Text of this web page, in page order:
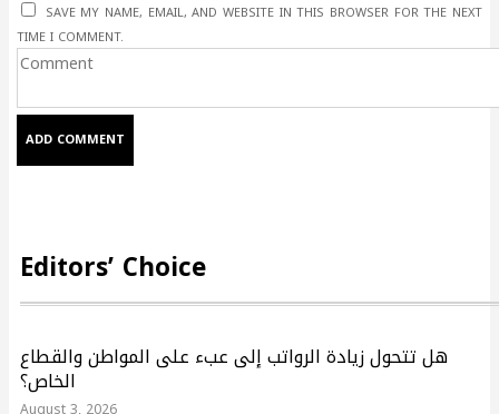
SAVE MY NAME, EMAIL, AND WEBSITE IN THIS BROWSER FOR THE NEXT
TIME I COMMENT.
Editors’ Choice
هل تتحول زيادة الرواتب إلى عبء على المواطن والقطاع
الخاص؟